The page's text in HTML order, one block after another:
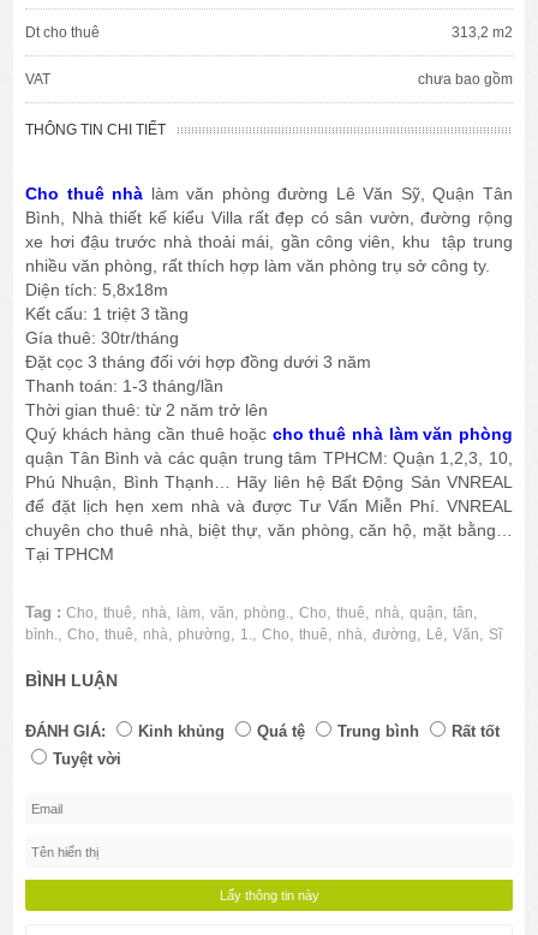
Dt cho thuê 313,2 m2
VAT chưa bao gồm
THÔNG TIN CHI TIẾT
Cho thuê nhà làm văn phòng đường Lê Văn Sỹ, Quận Tân
Bình, Nhà thiết kế kiểu Villa rất đẹp có sân vườn, đường rộng
xe hơi đậu trước nhà thoải mái, gần công viên, khu tập trung
nhiều văn phòng, rất thích hợp làm văn phòng trụ sở công ty.
Diện tích: 5,8x18m
Kết cấu: 1 triệt 3 tầng
Gía thuê: 30tr/tháng
Đặt cọc 3 tháng đối với hợp đồng dưới 3 năm
Thanh toán: 1-3 tháng/lần
Thời gian thuê: từ 2 năm trở lên
Quý khách hàng cần thuê hoặc cho thuê nhà làm văn phòng
quận Tân Bình và các quận trung tâm TPHCM: Quận 1,2,3, 10,
Phú Nhuận, Bình Thạnh… Hãy liên hệ Bất Động Sản VNREAL
để đặt lịch hẹn xem nhà và được Tư Vấn Miễn Phí. VNREAL
chuyên cho thuê nhà, biệt thự, văn phòng, căn hộ, mặt bằng…
Tại TPHCM
Tag : Cho,thuê, nhà, làm,văn, phòng.,Cho,thuê, nhà,quận,tân,
bình.,Cho,thuê, nhà, phường, 1.,Cho,thuê, nhà,đường, Lê,Văn, Sĩ
BÌNH LUẬN
ĐÁNH GIÁ: Kinh khủng Quá tệ Trung bình
Rất tốt
Tuyệt vời